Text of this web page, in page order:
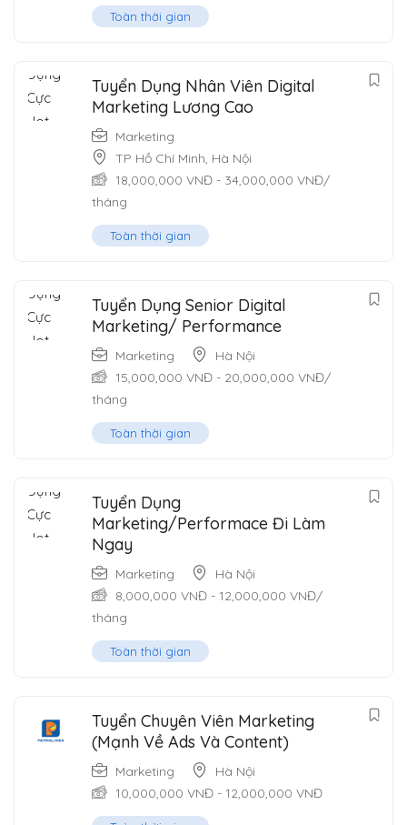
Toàn thời gian
Tuyển Dụng Nhân Viên Digital
Marketing Lương Cao
Marketing
TP Hồ Chí Minh, Hà Nội
18,000,000 VNĐ - 34,000,000 VNĐ/
tháng
Toàn thời gian
Tuyển Dụng Senior Digital
Marketing/ Performance
Marketing
Hà Nội
15,000,000 VNĐ - 20,000,000 VNĐ/
tháng
Toàn thời gian
Tuyển Dụng
Marketing/Performace Đi Làm
Ngay
Marketing
Hà Nội
8,000,000 VNĐ - 12,000,000 VNĐ/
tháng
Toàn thời gian
Tuyển Chuyên Viên Marketing
(Mạnh Về Ads Và Content)
Marketing
Hà Nội
10,000,000 VNĐ - 12,000,000 VNĐ